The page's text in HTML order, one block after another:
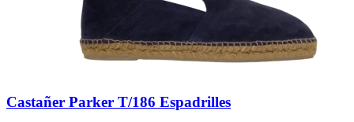
Castañer Parker T/186 Espadrilles